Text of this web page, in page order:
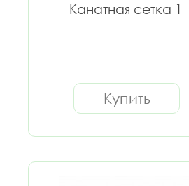
Канатная сетка 1
Купить